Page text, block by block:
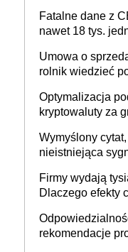
Fatalne dane z
nawet 18 tys.
Umowa o
rolnik wiedzieć
Optymalizacja
kryptowaluty za
Wymyślony
nieistniejąca
firmie
Firmy wydają
Dlaczego efekty
rekomendacje